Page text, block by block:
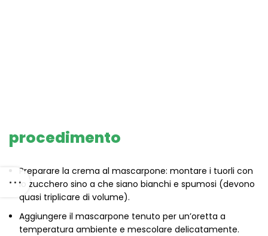
procedimento
Preparare la crema al mascarpone: montare i tuorli con
lo zucchero sino a che siano bianchi e spumosi (devono
quasi triplicare di volume).
Aggiungere il mascarpone tenuto per un’oretta a
temperatura ambiente e mescolare delicatamente.